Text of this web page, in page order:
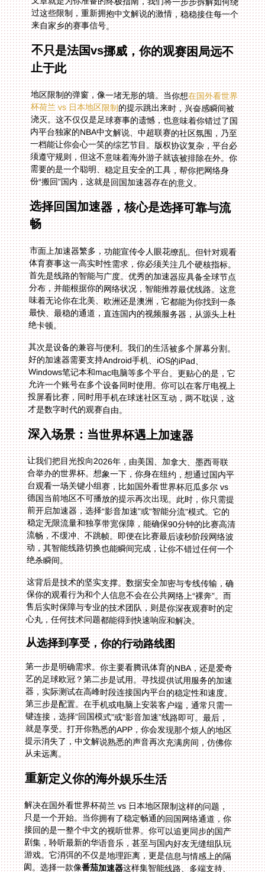
来自家乡的赛事信号。
不只是法国vs挪威，你的观赛困局远不
止于此
地区限制的弹窗，像一堵无形的墙。当你想在国外看世界
杯荷兰 vs 日本地区限制的提示跳出来时，兴奋感瞬间被
浇灭。这不仅仅是足球赛事的遗憾，也意味着你错过了国
内平台独家的NBA中文解说、中超联赛的社区氛围，乃至
一档能让你会心一笑的综艺节目。版权协议复杂，平台必
须遵守规则，但这不意味着海外游子就该被排除在外。你
需要的是一个聪明、稳定且安全的工具，帮你把网络身
份“搬回”国内，这就是回国加速器存在的意义。
选择回国加速器，核心是选择可靠与流
畅
市面上加速器繁多，功能宣传令人眼花缭乱。但针对观看
体育赛事这一高实时性需求，你必须关注几个硬核指标。
首先是线路的智能与广度。优秀的加速器应具备全球节点
分布，并能根据你的网络状况，智能推荐最优线路。这意
味着无论你在北美、欧洲还是澳洲，它都能为你找到一条
最快、最稳的通道，直连国内的视频服务器，从源头上杜
绝卡顿。
其次是设备的兼容与便利。我们的生活被多个屏幕分割。
好的加速器需要支持Android手机、iOS的iPad、
Windows笔记本和mac电脑等多个平台。更贴心的是，它
允许一个账号在多个设备同时使用。你可以在客厅电视上
投屏看比赛，同时用手机在球迷社区互动，两不耽误，这
才是数字时代的观赛自由。
深入场景：当世界杯遇上加速器
让我们把目光投向2026年，由美国、加拿大、墨西哥联
合举办的世界杯。想象一下，你身在纽约，想通过国内平
台观看一场关键小组赛，比如国外看世界杯厄瓜多尔 vs
德国当前地区不可播放的提示再次出现。此时，你只需提
前开启加速器，选择“影音加速”或“智能分流”模式。它的
稳定无限流量和独享带宽保障，能确保90分钟的比赛高清
流畅，不缓冲、不跳帧。即便在比赛最后读秒阶段网络波
动，其智能线路切换也能瞬间完成，让你不错过任何一个
绝杀瞬间。
这背后是技术的坚实支撑。数据安全加密与专线传输，确
保你的观看行为和个人信息不会在公共网络上“裸奔”。而
售后实时保障与专业的技术团队，则是你深夜观赛时的定
心丸，任何技术问题都能得到快速响应和解决。
从选择到享受，你的行动路线图
第一步是明确需求。你主要看腾讯体育的NBA，还是爱奇
艺的足球欧冠？第二步是试用。寻找提供试用服务的加速
器，实际测试在高峰时段连接国内平台的稳定性和速度。
第三步是配置。在手机或电脑上安装客户端，通常只需一
键连接，选择“回国模式”或“影音加速”线路即可。最后，
就是享受。打开你熟悉的APP，你会发现那个烦人的地区
提示消失了，中文解说熟悉的声音再次充满房间，仿佛你
从未远离。
重新定义你的海外娱乐生活
解决在国外看世界杯荷兰 vs 日本地区限制这样的问题，
只是一个开始。当你拥有了稳定畅通的回国网络通道，你
接回的是一整个中文的视听世界。你可以追更同步的国产
剧集，聆听最新的华语音乐，甚至与国内好友无缝组队玩
游戏。它消弭的不仅是地理距离，更是信息与情感上的隔
阂。选择一款像番茄加速器这样集智能线路、多端支持、
稳定带宽与安全保障于一体的工具，就是为自己在海外的